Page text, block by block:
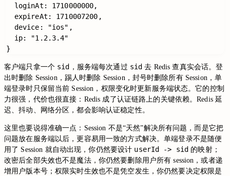
  loginAt: 1710000000,
  expireAt: 1710007200,
  device: "ios",
  ip: "1.2.3.4"
客户端只拿一个 sid ，服务端每次通过 sid 去 Redis 查真实会话。登
出时删除 Session，踢人时删除 Session，封号时删除所有 Session，单
端登录时只保留当前 Session，权限变化时更新服务端状态。它的控制
力很强，代价也很直接：Redis 成了认证链路上的关键依赖。Redis 延
迟、抖动、网络分区，都会影响认证稳定性。
这里也要说得准确一点：Session 不是“天然”解决所有问题，而是它把
问题放在服务端以后，更容易用一致的方式解决。单端登录不是随便
用了 Session 就自动出现，你仍然要设计 userId -> sid 的映射；
改密后全部失效也不是魔法，你仍然要删除用户所有 session，或者递
增用户版本号；权限实时生效也不是凭空发生，你仍然要决定权限是